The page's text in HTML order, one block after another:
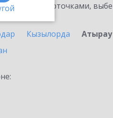
карточками,
Кызылорда Атырау